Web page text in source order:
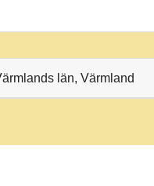
län, Värmland